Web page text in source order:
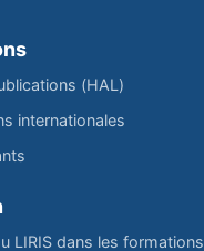
(HAL)
internationales
LIRIS dans les formations